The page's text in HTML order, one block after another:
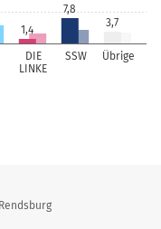
DIE
LINKE
SSW Übrige
1,4
7,8
3,7